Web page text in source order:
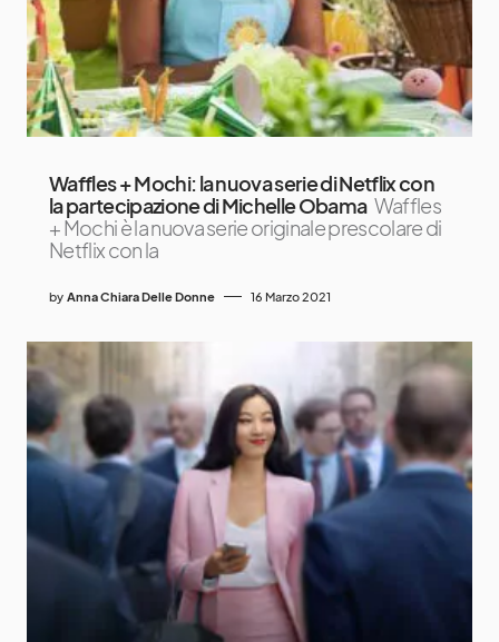
Waffles + Mochi: la nuova serie di Netflix con
la partecipazione di Michelle Obama Waffles
+ Mochi è la nuova serie originale prescolare di
Netflix con la
by Anna Chiara Delle Donne 16 Marzo 2021